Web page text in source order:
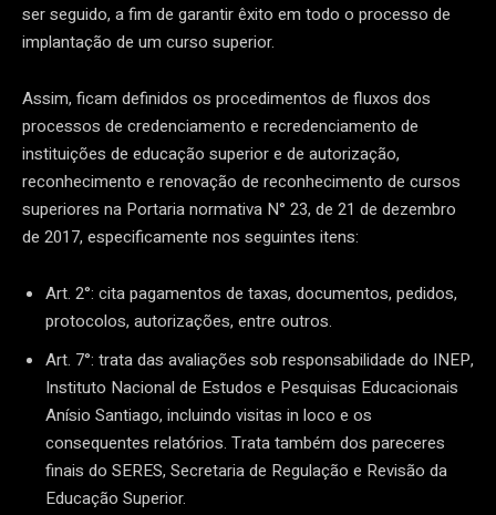
ser seguido, a fim de garantir êxito em todo o processo de
implantação de um curso superior.
Assim, ficam definidos os procedimentos de fluxos dos
processos de credenciamento e recredenciamento de
instituições de educação superior e de autorização,
reconhecimento e renovação de reconhecimento de cursos
superiores na Portaria normativa N° 23, de 21 de dezembro
de 2017, especificamente nos seguintes itens:
Art. 2°: cita pagamentos de taxas, documentos, pedidos,
protocolos, autorizações, entre outros.
Art. 7°: trata das avaliações sob responsabilidade do INEP,
Instituto Nacional de Estudos e Pesquisas Educacionais
Anísio Santiago, incluindo visitas in loco e os
consequentes relatórios. Trata também dos pareceres
finais do SERES, Secretaria de Regulação e Revisão da
Educação Superior.